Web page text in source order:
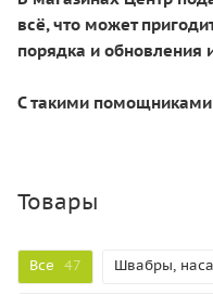
всё, что может
порядка и обновления
С такими
Товары
Все 47 Швабры,